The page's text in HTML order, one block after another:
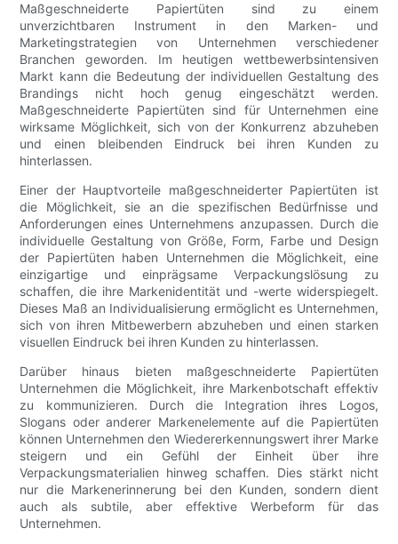
Maßgeschneiderte Papiertüten sind zu einem
unverzichtbaren Instrument in den Marken- und
Marketingstrategien von Unternehmen verschiedener
Branchen geworden. Im heutigen wettbewerbsintensiven
Markt kann die Bedeutung der individuellen Gestaltung des
Brandings nicht hoch genug eingeschätzt werden.
Maßgeschneiderte Papiertüten sind für Unternehmen eine
wirksame Möglichkeit, sich von der Konkurrenz abzuheben
und einen bleibenden Eindruck bei ihren Kunden zu
hinterlassen.
Einer der Hauptvorteile maßgeschneiderter Papiertüten ist
die Möglichkeit, sie an die spezifischen Bedürfnisse und
Anforderungen eines Unternehmens anzupassen. Durch die
individuelle Gestaltung von Größe, Form, Farbe und Design
der Papiertüten haben Unternehmen die Möglichkeit, eine
einzigartige und einprägsame Verpackungslösung zu
schaffen, die ihre Markenidentität und -werte widerspiegelt.
Dieses Maß an Individualisierung ermöglicht es Unternehmen,
sich von ihren Mitbewerbern abzuheben und einen starken
visuellen Eindruck bei ihren Kunden zu hinterlassen.
Darüber hinaus bieten maßgeschneiderte Papiertüten
Unternehmen die Möglichkeit, ihre Markenbotschaft effektiv
zu kommunizieren. Durch die Integration ihres Logos,
Slogans oder anderer Markenelemente auf die Papiertüten
können Unternehmen den Wiedererkennungswert ihrer Marke
steigern und ein Gefühl der Einheit über ihre
Verpackungsmaterialien hinweg schaffen. Dies stärkt nicht
nur die Markenerinnerung bei den Kunden, sondern dient
auch als subtile, aber effektive Werbeform für das
Unternehmen.